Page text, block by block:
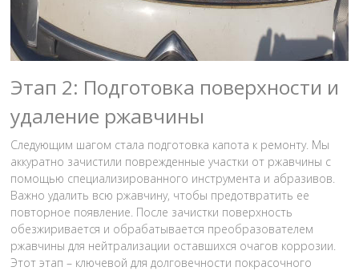
Этап 2: Подготовка поверхности и
удаление ржавчины
Следующим шагом стала подготовка капота к ремонту. Мы
аккуратно зачистили поврежденные участки от ржавчины с
помощью специализированного инструмента и абразивов.
Важно удалить всю ржавчину, чтобы предотвратить ее
повторное появление. После зачистки поверхность
обезжиривается и обрабатывается преобразователем
ржавчины для нейтрализации оставшихся очагов коррозии.
Этот этап – ключевой для долговечности покрасочного